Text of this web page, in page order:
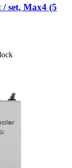
set, Max4 (5